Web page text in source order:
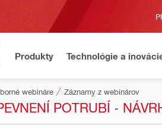
Produkty Technológie a
webináre Záznamy z webinárov
POTRUBÍ -